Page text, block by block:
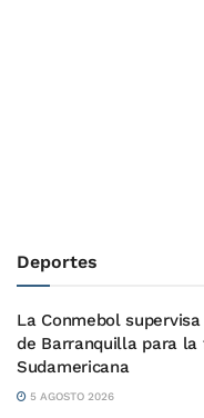
Deportes
La Conmebol
de Barranquilla para la
Sudamericana
5 AGOSTO 2026